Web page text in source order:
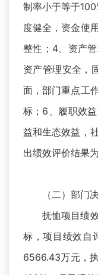
制率小于等于
度健全，资金使
整性；4、资产
资产管理安全，
面，部门重点工
标；6、履职效
益和生态效益，
出绩效评价结果为
（二）部门
抚恤项目绩
标，项目绩效自
6566.43万元，